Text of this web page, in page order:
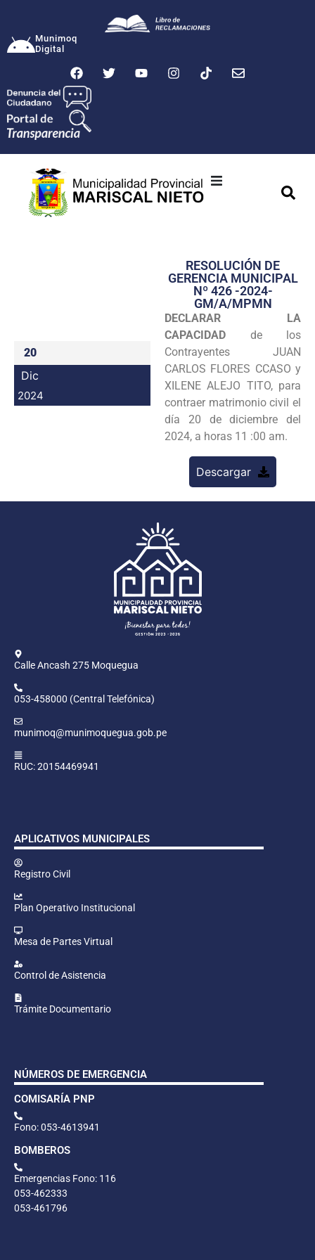
Munimoq
Digital
Transparencia
Seguridad
Programas
Intranet
20
Dic
2024
RESOLUCIÓN DE
GERENCIA MUNICIPAL
Nº 426 -2024-
GM/A/MPMN
DECLARAR LA
CAPACIDAD de los
Contrayentes JUAN
CARLOS FLORES CCASO y
XILENE ALEJO TITO, para
contraer matrimonio civil el
día 20 de diciembre del
2024, a horas 11 :00 am.
Descargar
Calle Ancash 275 Moquegua
053-458000 (Central Telefónica)
munimoq@munimoquegua.gob.pe
RUC: 20154469941
APLICATIVOS MUNICIPALES
Registro Civil
Plan Operativo Institucional
Mesa de Partes Virtual
Control de Asistencia
Trámite Documentario
NÚMEROS DE EMERGENCIA
COMISARÍA PNP
Fono: 053-4613941
BOMBEROS
Emergencias Fono: 116
053-462333
053-461796